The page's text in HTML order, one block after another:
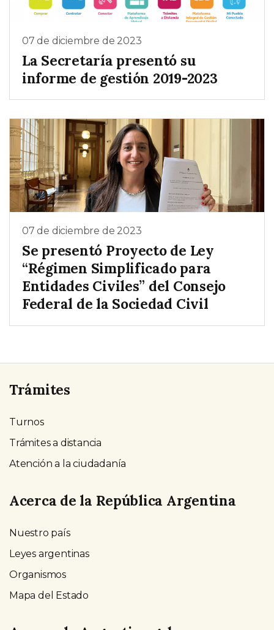
07 de diciembre de 2023
La Secretaría presentó su
informe de gestión 2019-2023
07 de diciembre de 2023
Se presentó Proyecto de Ley
“Régimen Simplificado para
Entidades Civiles” del Consejo
Federal de la Sociedad Civil
Trámites
Turnos
Trámites a distancia
Atención a la ciudadanía
Acerca de la República Argentina
Nuestro país
Leyes argentinas
Organismos
Mapa del Estado